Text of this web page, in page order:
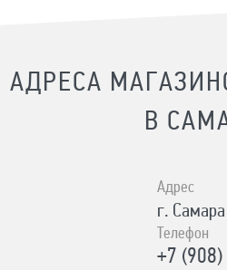
АДРЕСА
В
Адрес
г.
Телефон
+7